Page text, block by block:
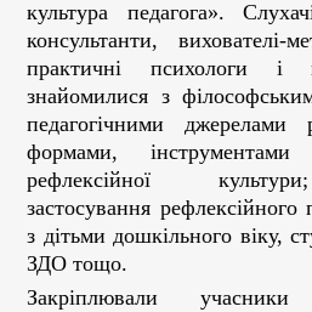
культура педагога».
консультанти, вихователі-
практичні психологи і
знайомилися з
педагогічними джерелами
формами,
рефлексійної
застосування рефлексійного
з дітьми дошкільного віку,
ЗДО тощо.
Закріплювали